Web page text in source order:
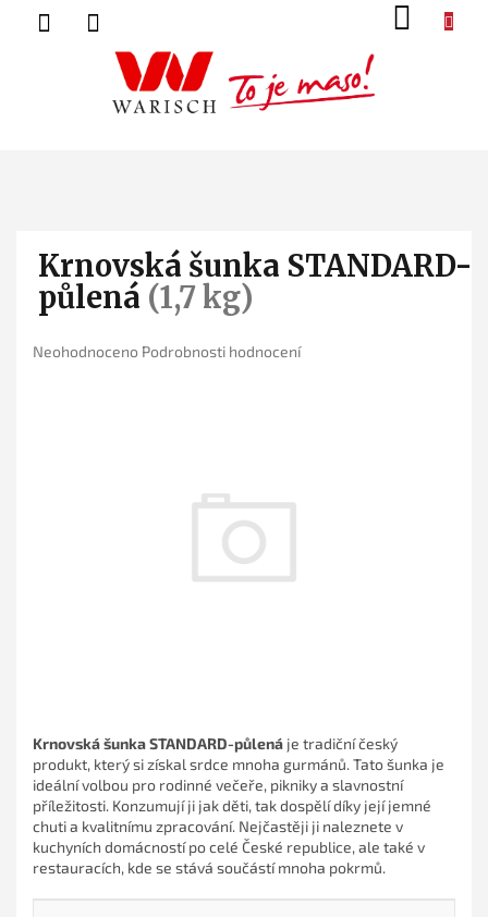
Krnovská šunka STANDARD-
půlená (1,7 kg)
Průměrné
Neohodnoceno Podrobnosti hodnocení
Krnovská šunka STANDARD-půlená je tradiční český
produkt, který si získal srdce mnoha gurmánů. Tato šunka je
ideální volbou pro rodinné večeře, pikniky a slavnostní
příležitosti. Konzumují ji jak děti, tak dospělí díky její jemné
chuti a kvalitnímu zpracování. Nejčastěji ji naleznete v
kuchyních domácností po celé České republice, ale také v
restauracích, kde se stává součástí mnoha pokrmů.